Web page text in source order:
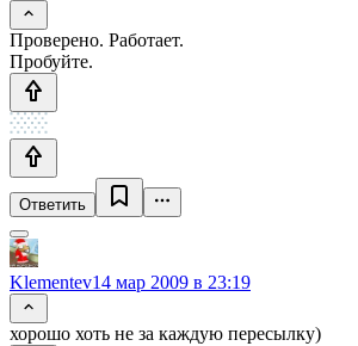
Проверено. Работает.
Пробуйте.
Ответить
Klementev14 мар 2009 в 23:19
хорошо хоть не за каждую пересылку)